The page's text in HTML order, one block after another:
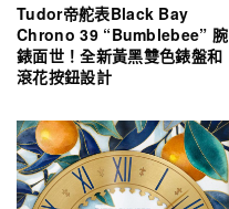
Tudor帝舵表Black Bay
Chrono 39 “Bumblebee” 腕
錶面世！全新黃黑雙色錶盤和
滾花按鈕設計